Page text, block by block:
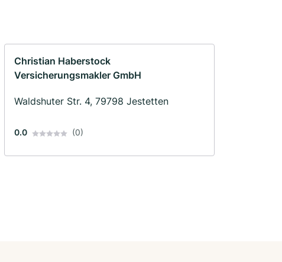
Christian Haberstock
Versicherungsmakler GmbH
Waldshuter Str. 4, 79798 Jestetten
0.0 (0)